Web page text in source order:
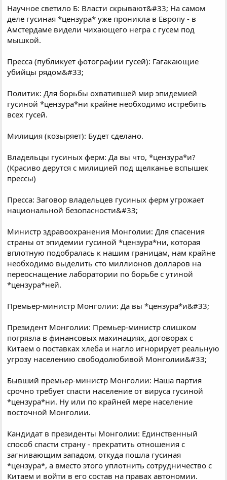
Научное светило Б: Власти скрывают&#33; На самом
деле гусиная *цензура* уже проникла в Европу - в
Амстердаме видели чихающего негра с гусем под
мышкой.
Пресса (публикует фотографии гусей): Гагакающие
убийцы рядом&#33;
Политик: Для борьбы охватившей мир эпидемией
гусиной *цензура*ни крайне необходимо истребить
всех гусей.
Милиция (козыряет): Будет сделано.
Владельцы гусиных ферм: Да вы что, *цензура*и?
(Красиво дерутся с милицией под щелканье вспышек
прессы)
Пресса: Заговор владельцев гусиных ферм угрожает
национальной безопасности&#33;
Министр здравоохранения Монголии: Для спасения
страны от эпидемии гусиной *цензура*ни, которая
вплотную подобралась к нашим границам, нам крайне
необходимо выделить сто миллионов долларов на
переоснащение лаборатории по борьбе с утиной
*цензура*ней.
Премьер-министр Монголии: Да вы *цензура*и&#33;
Президент Монголии: Премьер-министр слишком
погрязла в финансовых махинациях, договорах с
Китаем о поставках хлеба и нагло игнорирует реальную
угрозу населению свободолюбивой Монголии&#33;
Бывший премьер-министр Монголии: Наша партия
срочно требует спасти население от вируса гусиной
*цензура*ни. Ну или по крайней мере население
восточной Монголии.
Кандидат в президенты Монголии: Единственный
способ спасти страну - прекратить отношения с
загнивающим западом, откуда пошла гусиная
*цензура*, а вместо этого уплотнить сотрудничество с
Китаем и войти в его состав на правах автономии.